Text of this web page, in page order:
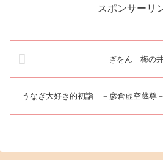
桜の花も一気にほころぶだろう
らか
さり
スポンサーリ
ぎをん 梅の
うなぎ大好き的初詣 －彦倉虚空蔵尊－